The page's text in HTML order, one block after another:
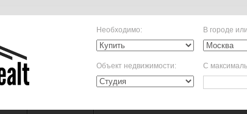
Необходимо: В городе
Объект недвижимости: С